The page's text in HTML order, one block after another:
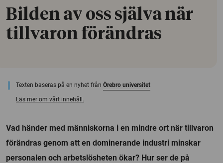
Bilden av oss själva när
tillvaron förändras
Texten baseras på en nyhet från Örebro universitet
Läs mer om vårt innehåll.
Vad händer med människorna i en mindre ort när tillvaron
förändras genom att en dominerande industri minskar
personalen och arbetslösheten ökar? Hur ser de på